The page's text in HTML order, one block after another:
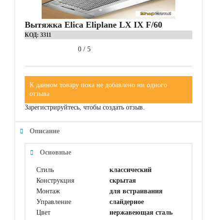
Вытяжка Elica Eliplane LX IX F/60
КОД: 3311
0 / 5
К данном товару пока не добавлено ни одного
отзыва
Зарегистрируйтесь, чтобы создать отзыв.
Описание
Основные
Стиль
классический
Конструкция
скрытая
Монтаж
для встраивания
Управление
слайдерное
Цвет
нержавеющая сталь